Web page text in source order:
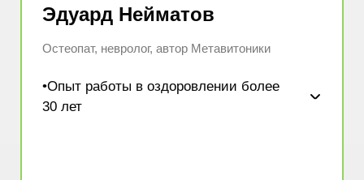
Эдуард Нейматов
Остеопат, невролог, автор Метавитоники
•Опыт работы в оздоровлении более
30 лет